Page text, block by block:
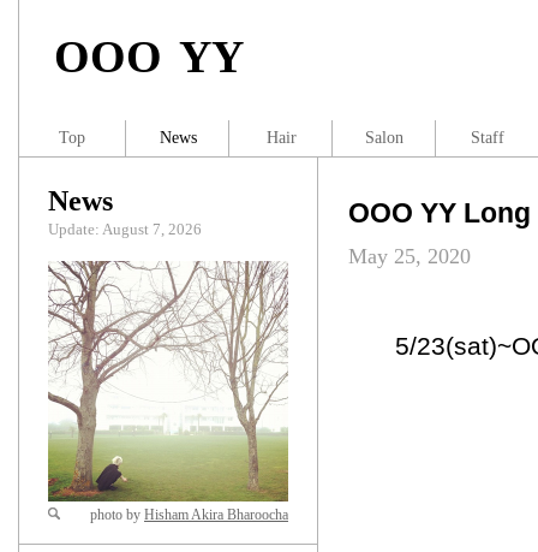
OOO YY
OOO YY
May 25, 2020
5/
News
Update: August 7, 2026
Zoom
photo by Hisham Akira Bharoocha
Top News Hair Salon Staff